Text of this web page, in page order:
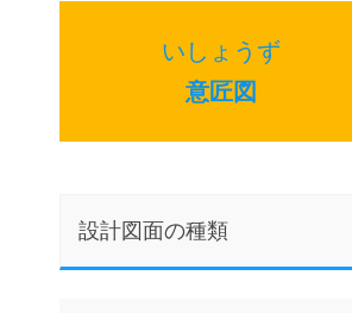
いしょうず
意匠図
設計図面の種類